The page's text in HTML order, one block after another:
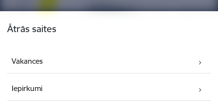
Ātrās saites
Vakances
Iepirkumi